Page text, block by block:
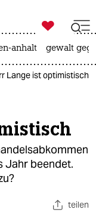

taz zahl ich
anhalt gewalt
Lange ist optimistisch
Jahr beendet.
teilen